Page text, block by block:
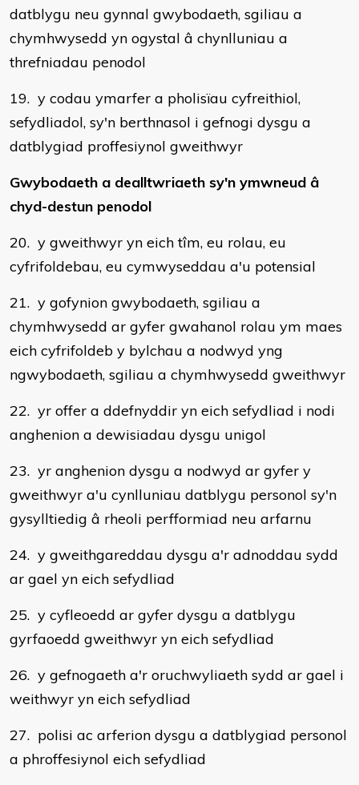
datblygu neu gynnal gwybodaeth, sgiliau a
chymhwysedd yn ogystal â chynlluniau a
threfniadau penodol
19. y codau ymarfer a pholisïau cyfreithiol,
sefydliadol, sy'n berthnasol i gefnogi dysgu a
datblygiad proffesiynol gweithwyr
Gwybodaeth a dealltwriaeth sy'n ymwneud â
chyd-destun penodol
20. y gweithwyr yn eich tîm, eu rolau, eu
cyfrifoldebau, eu cymwyseddau a'u potensial
21. y gofynion gwybodaeth, sgiliau a
chymhwysedd ar gyfer gwahanol rolau ym maes
eich cyfrifoldeb y bylchau a nodwyd yng
ngwybodaeth, sgiliau a chymhwysedd gweithwyr
22. yr offer a ddefnyddir yn eich sefydliad i nodi
anghenion a dewisiadau dysgu unigol
23. yr anghenion dysgu a nodwyd ar gyfer y
gweithwyr a'u cynlluniau datblygu personol sy'n
gysylltiedig â rheoli perfformiad neu arfarnu
24. y gweithgareddau dysgu a'r adnoddau sydd
ar gael yn eich sefydliad
25. y cyfleoedd ar gyfer dysgu a datblygu
gyrfaoedd gweithwyr yn eich sefydliad
26. y gefnogaeth a'r oruchwyliaeth sydd ar gael i
weithwyr yn eich sefydliad
27. polisi ac arferion dysgu a datblygiad personol
a phroffesiynol eich sefydliad